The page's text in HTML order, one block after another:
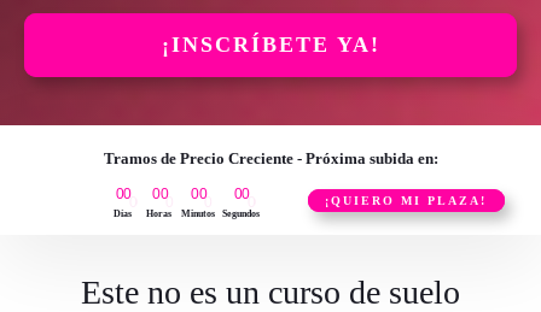
¡INSCRÍBETE YA!
Tramos de Precio Creciente - Próxima subida en:
00
Días
00
Horas
00
Minutos
00
Segundos
¡QUIERO MI PLAZA!
Este no es un curso de suelo